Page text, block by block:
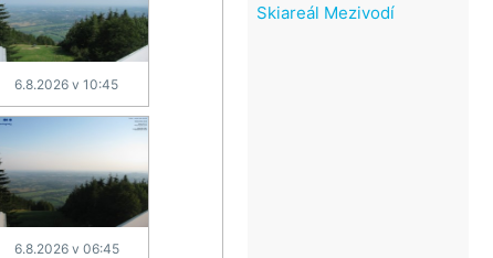
6.8.2026 v 10:45
6.8.2026 v 06:45
Skiareál Mezivodí